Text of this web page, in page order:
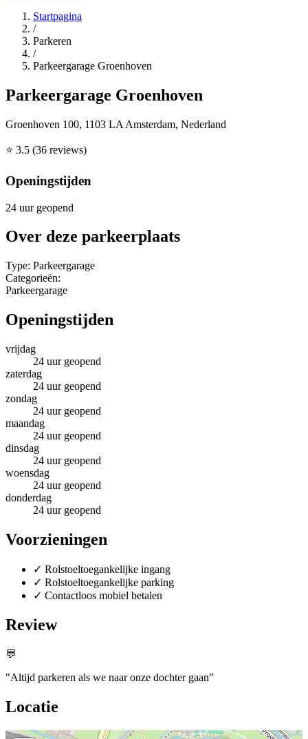
Startpagina
/
Parkeren
/
Parkeergarage Groenhoven
Parkeergarage Groenhoven
Groenhoven 100, 1103 LA Amsterdam, Nederland
⭐ 3.5 (36 reviews)
Openingstijden
24 uur geopend
Over deze parkeerplaats
Type: Parkeergarage
Categorieën:
Parkeergarage
Openingstijden
vrijdag
24 uur geopend
zaterdag
24 uur geopend
zondag
24 uur geopend
maandag
24 uur geopend
dinsdag
24 uur geopend
woensdag
24 uur geopend
donderdag
24 uur geopend
Voorzieningen
✓ Rolstoeltoegankelijke ingang
✓ Rolstoeltoegankelijke parking
✓ Contactloos mobiel betalen
Review
💬
"Altijd parkeren als we naar onze dochter gaan"
Locatie